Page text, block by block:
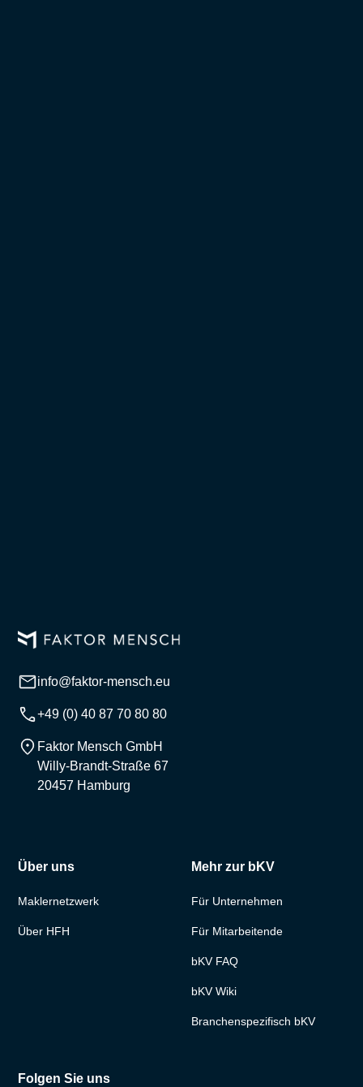
info@faktor-mensch.eu
+49 (0) 40 87 70 80 80
Faktor Mensch GmbH
Willy-Brandt-Straße 67
20457 Hamburg
Über uns
Maklernetzwerk
Über HFH
Mehr zur bKV
Für Unternehmen
Für Mitarbeitende
bKV FAQ
bKV Wiki
Branchenspezifisch bKV
Folgen Sie uns